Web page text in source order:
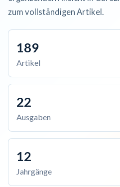
zum vollständigen Artikel.
189
Artikel
22
Ausgaben
12
Jahrgänge